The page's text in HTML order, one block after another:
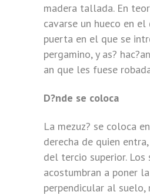
madera tallada. En
cavarse un hueco en
puerta en el que se
pergamino, y as?
an que les fuese
D?nde se coloca
La mezuz? se coloca
derecha de quien
del tercio superior. Los
acostumbran a poner
perpendicular al suelo,